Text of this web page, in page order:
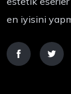
en iyisini